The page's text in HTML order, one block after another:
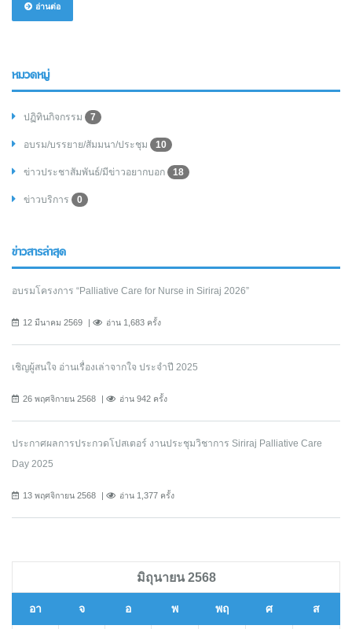
อ่านต่อ
หมวดหมู่
ปฏิทินกิจกรรม 7
อบรม/บรรยาย/สัมมนา/ประชุม 10
ข่าวประชาสัมพันธ์/มีข่าวอยากบอก 18
ข่าวบริการ 0
ข่าวสารล่าสุด
อบรมโครงการ “Palliative Care for Nurse in Siriraj 2026”
12 มีนาคม 2569 อ่าน 1,683 ครั้ง
เชิญผู้สนใจ อ่านเรื่องเล่าจากใจ ประจำปี 2025
26 พฤศจิกายน 2568 อ่าน 942 ครั้ง
ประกาศผลการประกวดโปสเตอร์ งานประชุมวิชาการ Siriraj Palliative Care
Day 2025
13 พฤศจิกายน 2568 อ่าน 1,377 ครั้ง
มิถุนายน 2568
อา จ อ พ พฤ ศ ส